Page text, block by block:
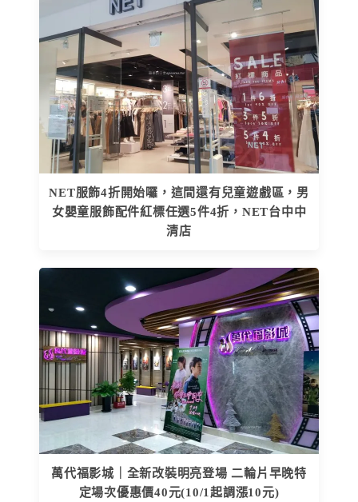
NET服飾4折開始囉，這間還有兒童遊戲區，男
女嬰童服飾配件紅標任選5件4折，NET台中中
清店
萬代福影城｜全新改裝明亮登場 二輪片早晚特
定場次優惠價40元(10/1起調漲10元)